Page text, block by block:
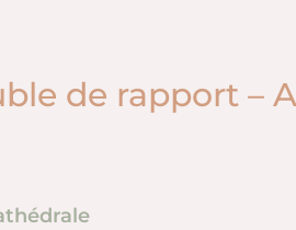
de rapport –